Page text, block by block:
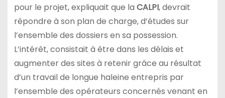
pour le projet, expliquait que la CALPI, devrait
répondre à son plan de charge, d’études sur
l’ensemble des dossiers en sa possession.
L’intérêt, consistait à être dans les délais et
augmenter des sites à retenir grâce au résultat
d’un travail de longue haleine entrepris par
l’ensemble des opérateurs concernés venant en